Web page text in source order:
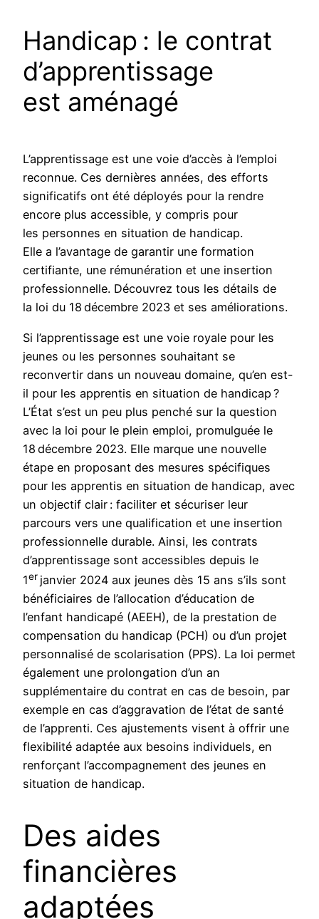
Handicap : le contrat
d’apprentissage
est aménagé
L’apprentissage est une voie d’accès à l’emploi
reconnue. Ces dernières années, des efforts
significatifs ont été déployés pour la rendre
encore plus accessible, y compris pour
les personnes en situation de handicap.
Elle a l’avantage de garantir une formation
certifiante, une rémunération et une insertion
professionnelle. Découvrez tous les détails de
la loi du 18 décembre 2023 et ses améliorations.
Si l’apprentissage est une voie royale pour les
jeunes ou les personnes souhaitant se
reconvertir dans un nouveau domaine, qu’en est-
il pour les apprentis en situation de handicap ?
L’État s’est un peu plus penché sur la question
avec la loi pour le plein emploi, promulguée le
18 décembre 2023. Elle marque une nouvelle
étape en proposant des mesures spécifiques
pour les apprentis en situation de handicap, avec
un objectif clair : faciliter et sécuriser leur
parcours vers une qualification et une insertion
professionnelle durable. Ainsi, les contrats
d’apprentissage sont accessibles depuis le
1er janvier 2024 aux jeunes dès 15 ans s’ils sont
bénéficiaires de l’allocation d’éducation de
l’enfant handicapé (AEEH), de la prestation de
compensation du handicap (PCH) ou d’un projet
personnalisé de scolarisation (PPS). La loi permet
également une prolongation d’un an
supplémentaire du contrat en cas de besoin, par
exemple en cas d’aggravation de l’état de santé
de l’apprenti. Ces ajustements visent à offrir une
flexibilité adaptée aux besoins individuels, en
renforçant l’accompagnement des jeunes en
situation de handicap.
Des aides
financières
adaptées